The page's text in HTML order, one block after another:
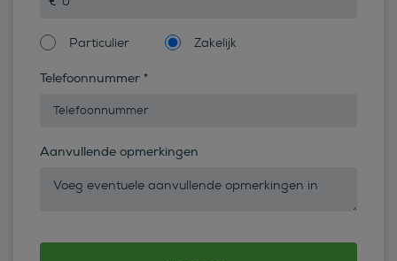
Particulier Zakelijk
Telefoonnummer *
Aanvullende opmerkingen